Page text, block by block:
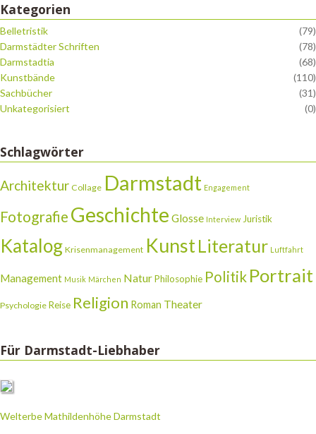
Kategorien
Belletristik
(79)
Darmstädter Schriften
(78)
Darmstadtia
(68)
Kunstbände
(110)
Sachbücher
(31)
Unkategorisiert
(0)
Schlagwörter
Architektur Collage Darmstadt Engagement
Fotografie Geschichte Glosse Interview Juristik
Katalog Krisenmanagement KunstLiteratur Luftfahrt
Management Musik Märchen NaturPhilosophie Politik Portrait
Psychologie Reise Religion Roman Theater
Für Darmstadt-Liebhaber
Welterbe Mathildenhöhe Darmstadt